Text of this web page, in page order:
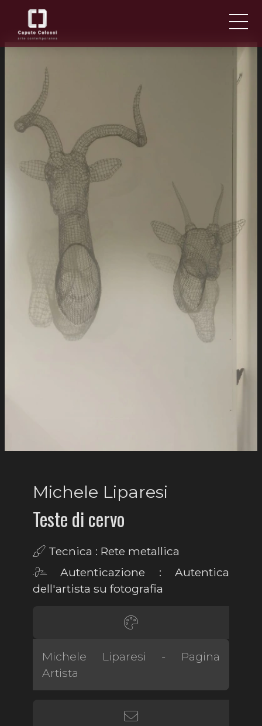
EN
NEWS ED EVENTI
ARTISTI E OPERE
FIERE
CONTATTI
Michele Liparesi
Teste di cervo
Tecnica : Rete metallica
Autenticazione : Autentica
dell'artista su fotografia
Michele Liparesi - Pagina
Artista